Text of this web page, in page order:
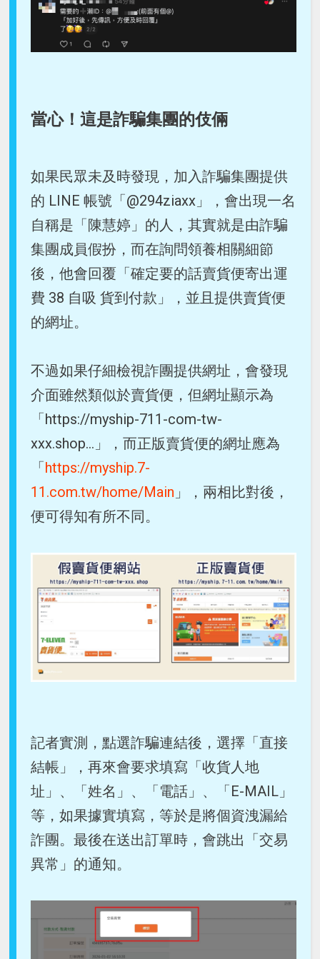
當心！這是詐騙集團的伎倆
如果民眾未及時發現，加入詐騙集團提供
的 LINE 帳號「@294ziaxx」，會出現一名
自稱是「陳慧婷」的人，其實就是由詐騙
集團成員假扮，而在詢問領養相關細節
後，他會回覆「確定要的話賣貨便寄出運
費 38 自吸 貨到付款」，並且提供賣貨便
的網址。
不過如果仔細檢視詐團提供網址，會發現
介面雖然類似於賣貨便，但網址顯示為
「https://myship-711-com-tw-
xxx.shop...」，而正版賣貨便的網址應為
「https://myship.7-
11.com.tw/home/Main 」，兩相比對後，
便可得知有所不同。
記者實測，點選詐騙連結後，選擇「直接
結帳」，再來會要求填寫「收貨人地
址」、「姓名」、「電話」、「E-MAIL」
等，如果據實填寫，等於是將個資洩漏給
詐團。最後在送出訂單時，會跳出「交易
異常」的通知。